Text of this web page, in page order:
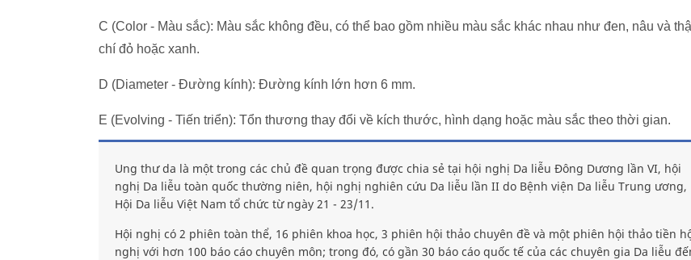
C (Color - Màu sắc): Màu sắc không đều, có thể bao gồm nhiều màu sắc khác nhau như đen, nâu và
chí đỏ hoặc xanh.
D (Diameter - Đường kính): Đường kính lớn hơn 6 mm.
E (Evolving - Tiến triển): Tổn thương thay đổi về kích thước, hình dạng hoặc màu sắc theo thời gian.
Ung thư da là một trong các chủ đề quan trọng được chia sẻ tại hội nghị Da liễu Đông Dương lần VI, hội
nghị Da liễu toàn quốc thường niên, hội nghị nghiên cứu Da liễu lần II do Bệnh viện Da liễu Trung ương,
Hội Da liễu Việt Nam tổ chức từ ngày 21 - 23/11.
Hội nghị có 2 phiên toàn thể, 16 phiên khoa học, 3 phiên hội thảo chuyên đề và một phiên hội thảo tiền
nghị với hơn 100 báo cáo chuyên môn; trong đó, có gần 30 báo cáo quốc tế của các chuyên gia Da liễu